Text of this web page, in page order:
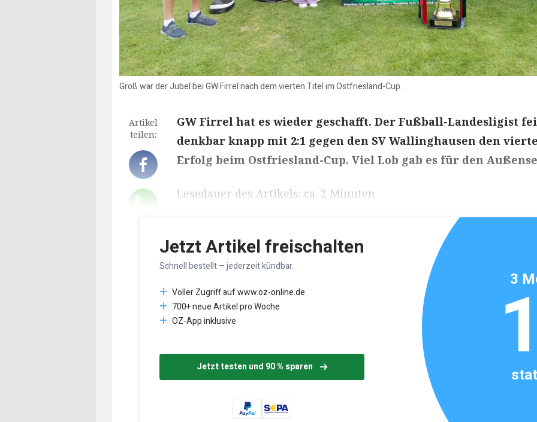
Groß war der Jubel bei GW Firrel nach dem vierten Titel im Ostfriesland-Cup.
Artikel
teilen:
GW Firrel hat es wieder geschafft. Der Fußball-Landesligist
denkbar knapp mit 2:1 gegen den SV Wallinghausen den
Erfolg beim Ostfriesland-Cup. Viel Lob gab es für den
Lesedauer des Artikels: ca. 2 Minuten
Jetzt Artikel freischalten
Schnell bestellt – jederzeit kündbar.
Voller Zugriff auf www.oz-online.de
700+ neue Artikel pro Woche
OZ-App inklusive
Jetzt testen und 90 % sparen
3